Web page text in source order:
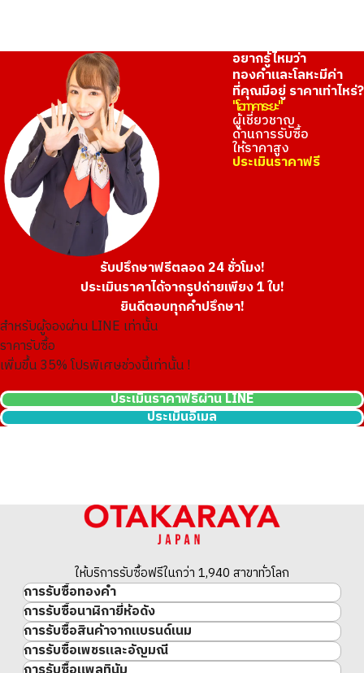
THB 7,079.12
อยากรู้ไหมว่า
ทองคำและโลหะมีค่า
ที่คุณมีอยู่ ราคาเท่าไหร่?
"โอทาคาระยะ"
ผู้เชี่ยวชาญ
ด้านการรับซื้อ
ให้ราคาสูง
ประเมินราคาฟรี
รับปรึกษาฟรีตลอด 24 ชั่วโมง!
ประเมินราคาได้จากรูปถ่ายเพียง 1 ใบ!
ยินดีตอบทุกคำปรึกษา!
สำหรับผู้จองผ่าน LINE เท่านั้น
ราคารับซื้อ
เพิ่มขึ้น35% โปรพิเศษช่วงนี้เท่านั้น !
ประเมินราคาฟรีผ่าน LINE
ประเมินอีเมล
ให้บริการรับซื้อฟรีในกว่า 1,940 สาขาทั่วโลก
การรับซื้อทองคำ
ทองคำ
ทองคำแท่ง
เหรียญทองคำ/เหรียญเงิน
การรับซื้อนาฬิกายี่ห้อดัง
นาฬิกาแบรนด์เนม
Rolex
การรับซื้อสินค้าจากแบรนด์เนม
สินค้าแบรนด์เนม
การรับซื้อเพชรและอัญมณี